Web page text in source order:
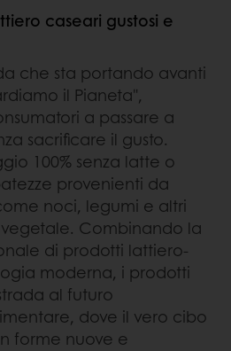
caseari gustosi e
che sta portando avanti
il Pianeta",
a passare a
sacrificare il gusto.
100% senza latte o
provenienti da
noci, legumi e altri
Combinando la
di prodotti lattiero-
moderna, i prodotti
al futuro
dove il vero cibo
forme nuove e